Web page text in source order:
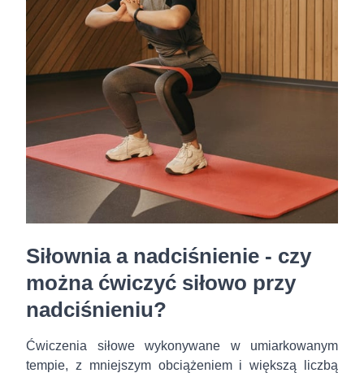
Siłownia a nadciśnienie - czy
można ćwiczyć siłowo przy
nadciśnieniu?
Ćwiczenia siłowe wykonywane w umiarkowanym
tempie, z mniejszym obciążeniem i większą liczbą